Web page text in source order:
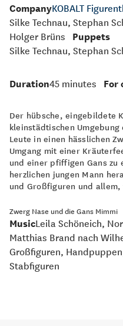
Der hübsche, eingebildete
kleinstädtischen
Leute in einen hässlichen
Umgang mit einer
und einer pfiffigen Gans zu
herzlichen jungen Mann
und Großfiguren und
Zwerg Nase und die Gans Mimmi
MusicLeila Schöneich,
Matthias Brand nach
Großfiguren,
Stabfiguren
CompanyKOBALT
Silke Technau, Stephan
Holger Brüns Puppets
Silke Technau, Stephan
Duration45 minutes For